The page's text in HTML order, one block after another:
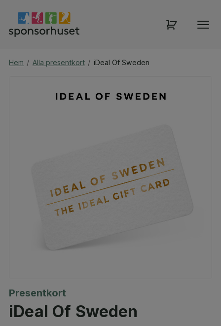
Hem / Alla presentkort / iDeal Of Sweden
Presentkort
iDeal Of Sweden